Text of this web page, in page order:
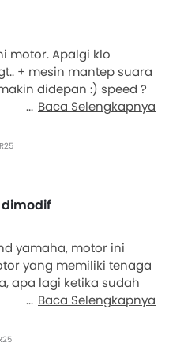
motor. Apalgi klo
+ mesin mantep suara
didepan :) speed ?
Baca Selengkapnya
yamaha, motor ini
yang memiliki tenaga
apa lagi ketika sudah
Baca Selengkapnya